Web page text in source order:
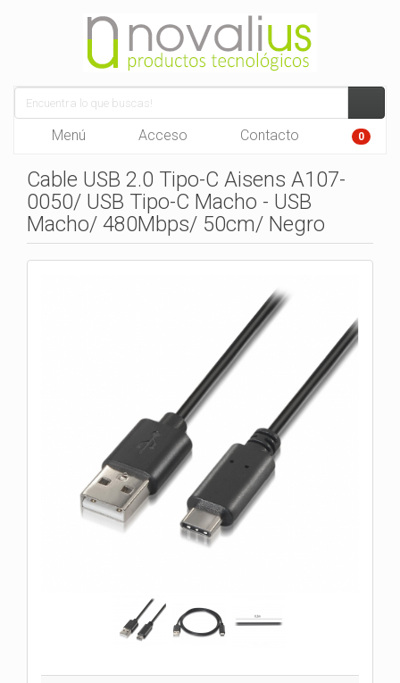
Menú Acceso Contacto 0
Cable USB 2.0 Tipo-C Aisens A107-
0050/ USB Tipo-C Macho - USB
Macho/ 480Mbps/ 50cm/ Negro